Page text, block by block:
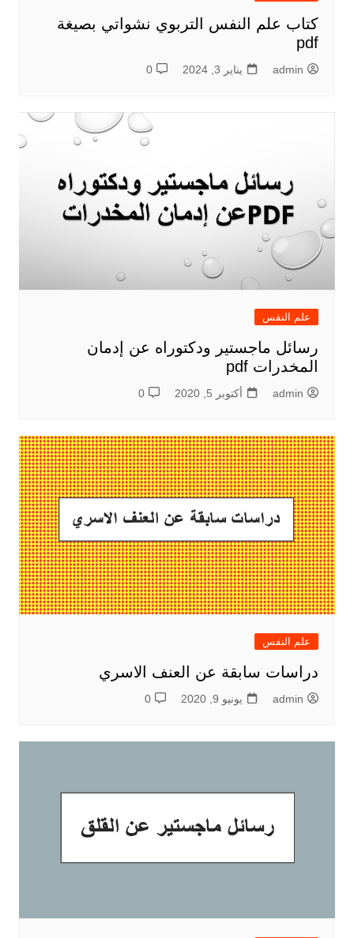
كتاب علم النفس التربوي نشواتي بصيغة
pdf
admin يناير 3, 2024 0
علم النفس
رسائل ماجستير ودكتوراه عن إدمان
المخدرات pdf
admin أكتوبر 5, 2020 0
علم النفس
دراسات سابقة عن العنف الاسري
admin يونيو 9, 2020 0